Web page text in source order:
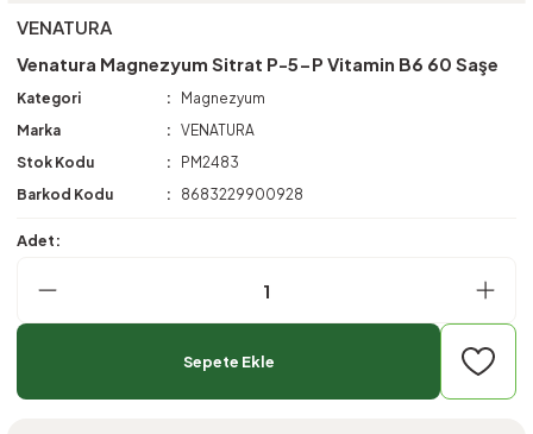
VENATURA
Venatura Magnezyum Sitrat P-5-P Vitamin B6 60 Saşe
Kategori
Magnezyum
Marka
VENATURA
Stok Kodu
PM2483
Barkod Kodu
8683229900928
Adet:
Sepete Ekle